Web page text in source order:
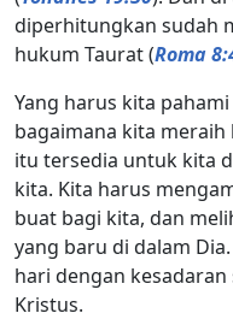
diperhitungkan sudah
hukum Taurat (Roma
Yang harus kita
bagaimana kita meraih
itu tersedia untuk kita
kita. Kita harus
buat bagi kita, dan
yang baru di dalam
hari dengan
Kristus.